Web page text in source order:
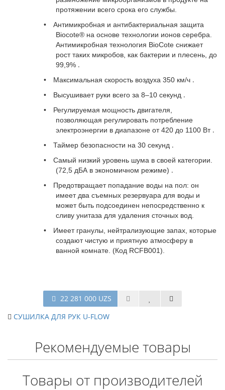
протяжении всего срока его службы.
•
Антимикробная и антибактериальная защита
Biocote® на основе технологии ионов серебра.
Антимикробная технология BioCote снижает
рост таких микробов, как бактерии и плесень, до
99,9% .
• Максимальная скорость воздуха 350 км/ч .
• Высушивает руки всего за 8–10 секунд .
•
Регулируемая мощность двигателя,
позволяющая регулировать потребление
электроэнергии в диапазоне от 420 до 1100 Вт.
• Таймер безопасности на 30 секунд .
•
Самый низкий уровень шума в своей категории.
(72,5 дБА в экономичном режиме) .
•
Предотвращает попадание воды на пол: он
имеет два съемных резервуара для воды и
может быть подсоединен непосредственно к
сливу унитаза для удаления сточных вод.
•
Имеет гранулы, нейтрализующие запах, которые
создают чистую и приятную атмосферу в
ванной комнате. (Код RCFB001).
22 281 000 UZS
СУШИЛКА ДЛЯ РУК U-FLOW
Рекомендуемые товары
Товары от производителей